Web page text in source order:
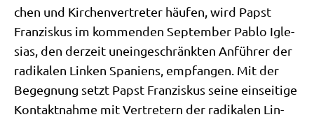
chen und Kir­chen­ver­tre­ter häu­fen, wird Papst
Fran­zis­kus im kom­men­den Sep­tem­ber Pablo Igle­
si­as, den der­zeit unein­ge­schränk­ten Anfüh­rer der
radi­ka­len Lin­ken Spa­ni­ens, emp­fan­gen. Mit der
Begeg­nung setzt Papst Fran­zis­kus sei­ne ein­sei­ti­ge
Kon­takt­nah­me mit Ver­tre­tern der radi­ka­len Lin­